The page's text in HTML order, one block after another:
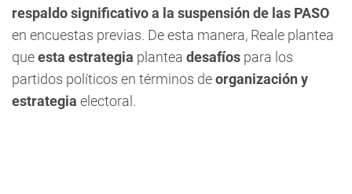
respaldo significativo a la suspensión de las PASO
en encuestas previas. De esta manera, Reale plantea
queesta estrategia plantea desafíos para los
partidos políticos en términos deorganización y
estrategia electoral.